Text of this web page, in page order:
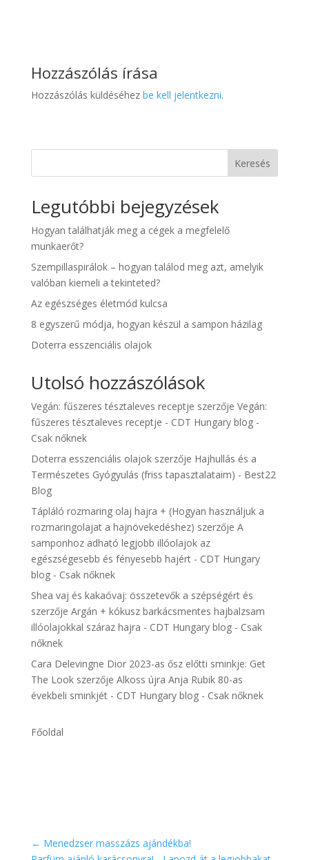
Hozzászólás írása
Hozzászólás küldéséhez be kell jelentkezni.
Keresés
Legutóbbi bejegyzések
Hogyan találhatják meg a cégek a megfelelő
munkaerőt?
Szempillaspirálok – hogyan találod meg azt, amelyik
valóban kiemeli a tekinteted?
Az egészséges életmód kulcsa
8 egyszerű módja, hogyan készül a sampon házilag
Doterra esszenciális olajok
Utolsó hozzászólások
Vegán: fűszeres tésztaleves receptje szerzője Vegán:
fűszeres tésztaleves receptje - CDT Hungary blog -
Csak nőknek
Doterra esszenciális olajokszerzője Hajhullás és a
Természetes Gyógyulás (friss tapasztalataim) - Best22
Blog
Tápláló rozmaring olaj hajra + (Hogyan használjuk a
rozmaringolajat a hajnövekedéshez) szerzője A
samponhoz adható legjobb illóolajok az
egészségesebb és fényesebb hajért - CDT Hungary
blog - Csak nőknek
Shea vaj és kakaóvaj: összetevők a szépségért és
szerzője Argán + kókusz barkácsmentes hajbalzsam
illóolajokkal száraz hajra - CDT Hungary blog - Csak
nőknek
Cara Delevingne Dior 2023-as ősz előtti sminkje: Get
The Lookszerzője Alkoss újra Anja Rubik 80-as
évekbeli sminkjét - CDT Hungary blog - Csak nőknek
Főoldal
← Menedzser masszázs ajándékba!